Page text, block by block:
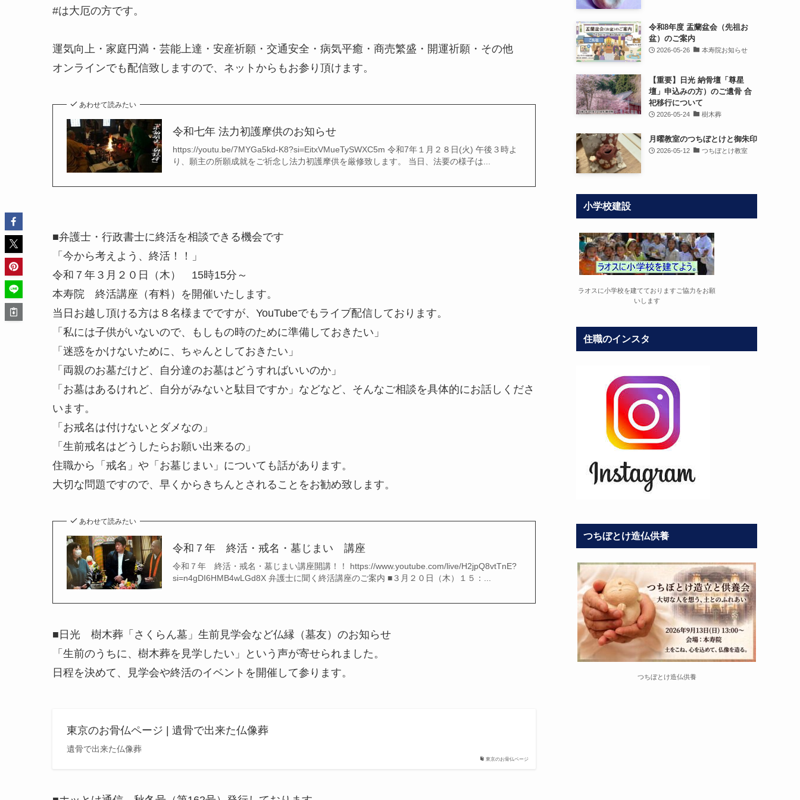
#は大厄の方です。
運気向上・家庭円満・芸能上達・安産祈願・交通安全・病気平癒・商売繁盛・開運祈願・その他
オンラインでも配信致しますので、ネットからもお参り頂けます。
あわせて読みたい
令和七年 法力初護摩供のお知らせ
https://youtu.be/7MYGa5kd-K8?si=EitxVMueTySWXC5m 令和7年１月２８日(火) 午後３時よ
り、願主の所願成就をご祈念し法力初護摩供を厳修致します。 当日、法要の様子は...
■弁護士・行政書士に終活を相談できる機会です
「今から考えよう、終活！！」
令和７年３月２０日（木） 15時15分～
本寿院 終活講座（有料）を開催いたします。
当日お越し頂ける方は８名様までですが、YouTubeでもライブ配信しております。
「私には子供がいないので、もしもの時のために準備しておきたい」
「迷惑をかけないために、ちゃんとしておきたい」
「両親のお墓だけど、自分達のお墓はどうすればいいのか」
「お墓はあるけれど、自分がみないと駄目ですか」などなど、そんなご相談を具体的にお話しくださ
います。
「お戒名は付けないとダメなの」
「生前戒名はどうしたらお願い出来るの」
住職から「戒名」や「お墓じまい」についても話があります。
大切な問題ですので、早くからきちんとされることをお勧め致します。
あわせて読みたい
令和７年 終活・戒名・墓じまい 講座
令和７年 終活・戒名・墓じまい講座開講！！ https://www.youtube.com/live/H2jpQ8vtTnE?
si=n4gDI6HMB4wLGd8X 弁護士に聞く終活講座のご案内 ■３月２０日（木）１５：...
■日光 樹木葬「さくらん墓」生前見学会など仏縁（墓友）のお知らせ
「生前のうちに、樹木葬を見学したい」という声が寄せられました。
日程を決めて、見学会や終活のイベントを開催して参ります。
東京のお骨仏ページ
東京のお骨仏ページ | 遺骨で出来た仏像葬
遺骨で出来た仏像葬
令和8年度 盂蘭盆会（先祖お
盆）のご案内
2026-05-26 本寿院お知らせ
【重要】日光 納骨壇「尊星
壇」申込みの方）のご遺骨 合
祀移行について
2026-05-24 樹木葬
月曜教室のつちぼとけと御朱印
2026-05-12 つちぼとけ教室
小学校建設
ラオスに小学校を建てておりますご協力をお願
いします
住職のインスタ
つちぼとけ造仏供養
つちぼとけ造仏供養